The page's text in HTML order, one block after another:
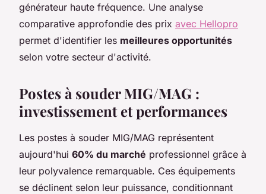
générateur haute fréquence. Une analyse
comparative approfondie des prix avec Hellopro
permet d'identifier les meilleures opportunités
selon votre secteur d'activité.
Postes à souder MIG/MAG :
investissement et performances
Les postes à souder MIG/MAG représentent
aujourd'hui 60% du marché professionnel grâce à
leur polyvalence remarquable. Ces équipements
se déclinent selon leur puissance, conditionnant